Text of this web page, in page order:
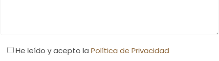
He leído y acepto la Política de Privacidad